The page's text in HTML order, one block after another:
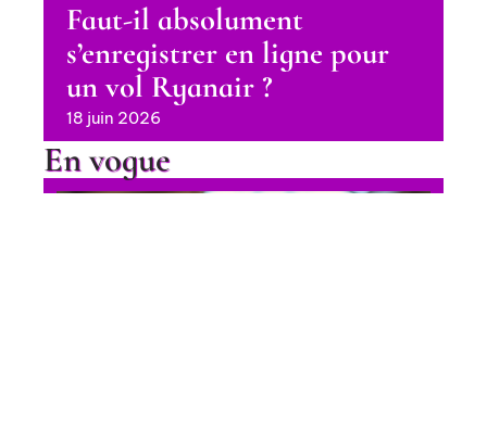
Faut-il absolument
s’enregistrer en ligne pour
un vol Ryanair ?
18 juin 2026
En vogue